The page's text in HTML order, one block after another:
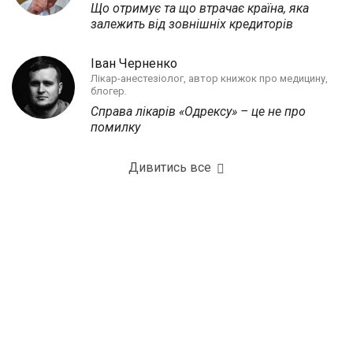
Що отримує та що втрачає країна, яка
залежить від зовнішніх кредиторів
Іван Черненко
Лікар-анестезіолог, автор книжок про медицину,
блогер.
Справа лікарів «Одрексу» – це не про
помилку
Дивитись все